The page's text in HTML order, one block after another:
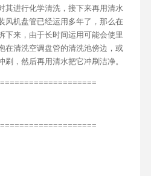
其进行化学清洗，接下来再用清水
风机盘管已经运用多年了，那么在
下来，由于长时间运用可能会使里
在清洗空调盘管的清洗池傍边，或
，然后再用清水把它冲刷洁净。